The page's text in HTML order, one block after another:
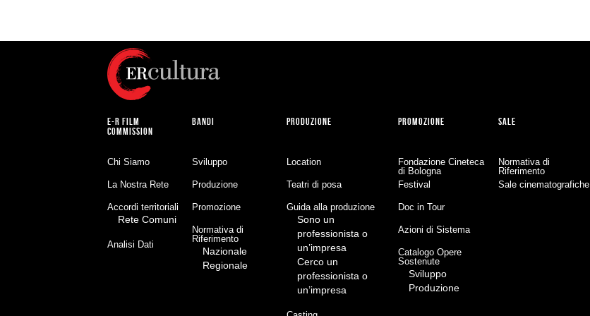
E-R FILM
COMMISSION
Chi Siamo
La Nostra Rete
Accordi territoriali
Rete Comuni
Analisi Dati
BANDI
Sviluppo
Produzione
Promozione
Normativa di
Riferimento
Nazionale
Regionale
PRODUZIONE
Location
Teatri di posa
Guida alla produzione
Sono un
professionista o
un’impresa
Cerco un
professionista o
un’impresa
PROMOZIONE
Fondazione Cineteca
di Bologna
Festival
Doc in Tour
Azioni di Sistema
Catalogo Opere
Sostenute
Sviluppo
Produzione
SALE
Normativa di
Riferimento
Sale cinematografiche